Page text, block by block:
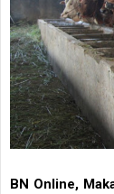
BN Online,